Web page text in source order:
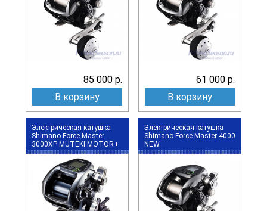
85 000 р.
В корзину
61 000 р.
В корзину
Электрическая катушка
Shimano Force Master
3000XP MUTEKI MOTOR+
Электрическая катушка
Shimano Force Master 4000
NEW